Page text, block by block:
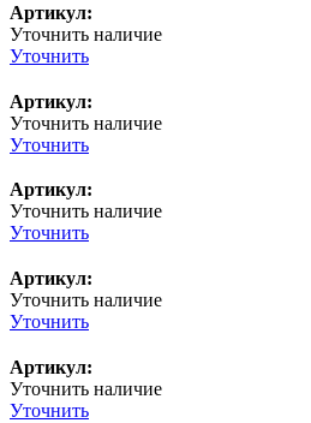
Артикул:
Уточнить наличие
Уточнить
Артикул:
Уточнить наличие
Уточнить
Артикул:
Уточнить наличие
Уточнить
Артикул:
Уточнить наличие
Уточнить
Артикул:
Уточнить наличие
Уточнить